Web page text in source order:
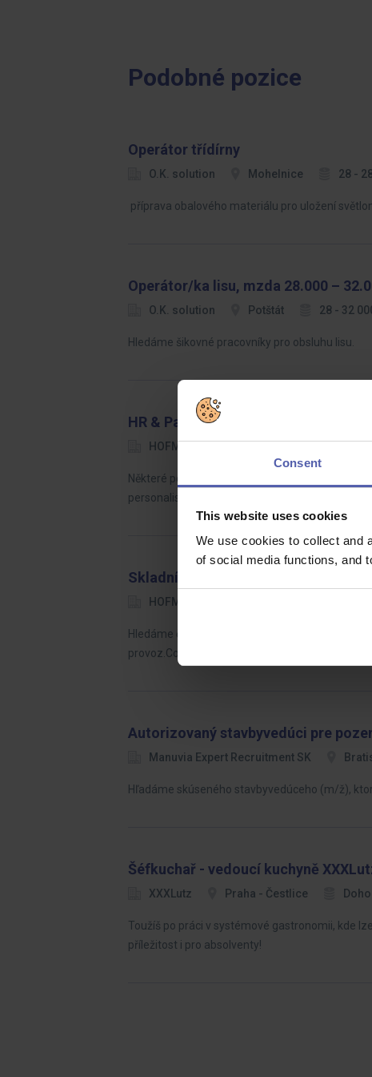
Consent
This website uses cookies
We use cookies to collect and
of social media functions, and
Podobné pozice
Operátor třídírny
O.K. solution Mohelnice 28 -
příprava obalového materiálu pro uložení
Operátor/ka lisu, mzda 28.000 –
O.K. solution Potštát 28 - 32
Hledáme šikovné pracovníky pro obsluhu lisu.
HR & Payroll Specialist
HOFMANN WIZARD
Některé pozice se špatně zařazují do jedné
personalistiku. Hledáme někoho, kdo se vyzná v
Skladník (M/Ž) | Jednosměnný
HOFMANN WIZARD
Hledáme člověka, který má rád pořádek, umí si
provoz.Co bude Vaší prací?příjem a výdej
Autorizovaný stavbyvedúci pre
Manuvia Expert Recruitment SK
Hľadáme skúseného stavbyvedúceho (m/ž),
Šéfkuchař - vedoucí kuchyně
XXXLutz Praha - Čestlice
Toužíš po práci v systémové gastronomii, kde
příležitost i pro absolventy!